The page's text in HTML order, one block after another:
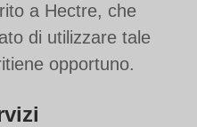
a Hectre, che
di utilizzare tale
opportuno.